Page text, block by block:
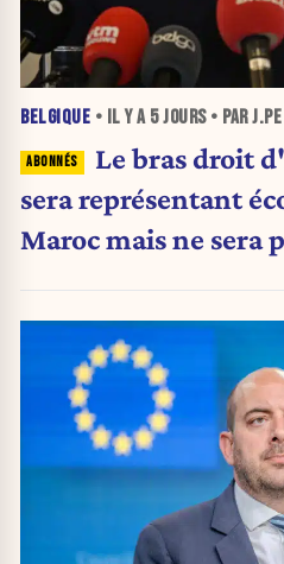
BELGIQUE • IL Y A 5 JOURS• PAR J.PE
Le bras droit
sera représentant
Maroc mais ne sera